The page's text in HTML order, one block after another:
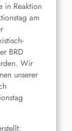
in Reaktion
am
BRD
Wir
unserer